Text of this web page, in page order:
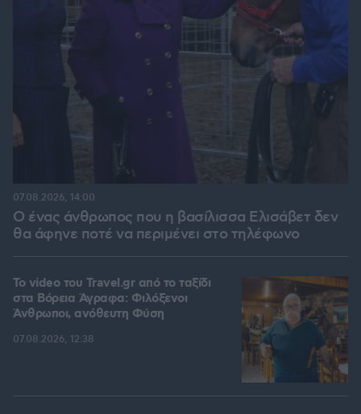
Ο ένας άνθρωπος που η βασίλισσα Ελισάβετ δεν
θα άφηνε ποτέ να περιμένει στο τηλέφωνο
07.08.2026, 14:00
To video του Travel.gr από το ταξίδι
στα Βόρεια Άγραφα: Φιλόξενοι
Άνθρωποι, ανόθευτη Φύση
07.08.2026, 12:38